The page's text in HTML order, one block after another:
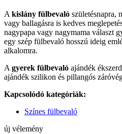
A kislány fülbevaló születésnapra,
vagy ballagásra is kedves
nagypapa vagy nagymama választ
egy szép fülbevaló hosszú ideig
alkalomra.
A gyerek fülbevaló ajándék
ajándék szilikon és pillangós
Kapcsolódó kategóriák:
Színes fülbevaló
új vélemény